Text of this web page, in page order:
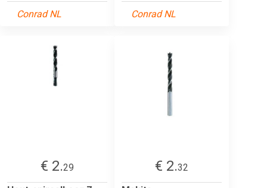
Conrad NL
Conrad NL
€ 2.29
€ 2.32